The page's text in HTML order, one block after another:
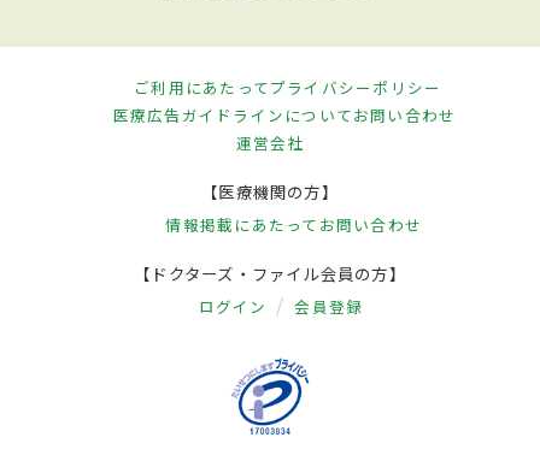
ご利用にあたってプライバシーポリシー
医療広告ガイドラインについてお問い合わせ
運営会社
【医療機関の方】
情報掲載にあたって お問い合わせ
【ドクターズ・ファイル会員の方】
ログイン 会員登録